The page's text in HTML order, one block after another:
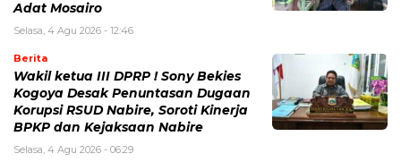
Adat Mosairo
Selasa, 4 Agu 2026 - 12:46
Berita
Wakil ketua III DPRP ! Sony Bekies
Kogoya Desak Penuntasan Dugaan
Korupsi RSUD Nabire, Soroti Kinerja
BPKP dan Kejaksaan Nabire
Selasa, 4 Agu 2026 - 06:29